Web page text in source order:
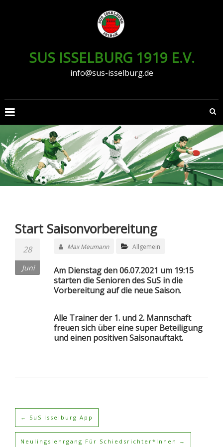
SUS ISSELBURG 1919 E.V.
info@sus-isselburg.de
Start Saisonvorbereitung
28
Juni
Max Meumann Allgemein
Am Dienstag den 06.07.2021 um 19:15
starten die Senioren des SuS in die
Vorbereitung auf die neue Saison.
Alle Trainer der 1. und 2. Mannschaft
freuen sich über eine super Beteiligung
und einen positiven Saisonauftakt.
← SuS Isselburg App
Neulingslehrgang Für Schiedsrichter*innen →